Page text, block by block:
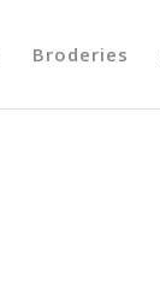
Broderies